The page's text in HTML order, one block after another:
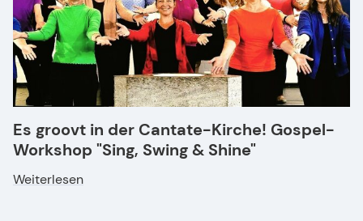
Es groovt in der Cantate-Kirche! Gospel-
Workshop "Sing, Swing & Shine"
Weiterlesen